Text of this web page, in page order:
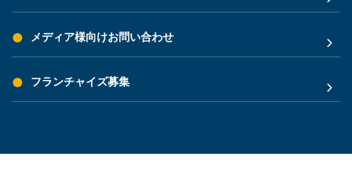
メディア様向けお問い合わせ
フランチャイズ募集